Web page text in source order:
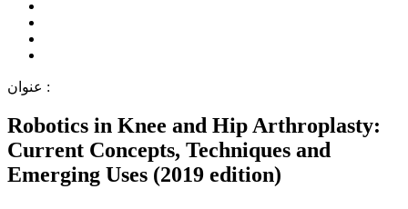
ﻋﻨﻮاﻥ :
Robotics in Knee and Hip Arthroplasty:
Current Concepts, Techniques and
Emerging Uses (2019 edition)